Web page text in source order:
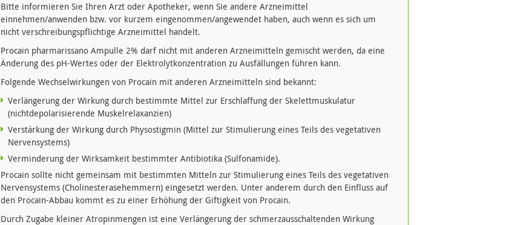
Bitte informieren Sie Ihren Arzt oder Apotheker, wenn Sie andere Arzneimittel
einnehmen/anwenden bzw. vor kurzem eingenommen/angewendet haben, auch wenn es sich um
nicht verschreibungspflichtige Arzneimittel handelt.
Procain pharmarissano Ampulle 2% darf nicht mit anderen Arzneimitteln gemischt werden, da eine
Änderung des pH-Wertes oder der Elektrolytkonzentration zu Ausfällungen führen kann.
Folgende Wechselwirkungen von Procain mit anderen Arzneimitteln sind bekannt:
Verlängerung der Wirkung durch bestimmte Mittel zur Erschlaffung der Skelettmuskulatur
(nichtdepolarisierende Muskelrelaxanzien)
Verstärkung der Wirkung durch Physostigmin (Mittel zur Stimulierung eines Teils des vegetativen
Nervensystems)
Verminderung der Wirksamkeit bestimmter Antibiotika (Sulfonamide).
Procain sollte nicht gemeinsam mit bestimmten Mitteln zur Stimulierung eines Teils des vegetativen
Nervensystems (Cholinesterasehemmern) eingesetzt werden. Unter anderem durch den Einfluss auf
den Procain-Abbau kommt es zu einer Erhöhung der Giftigkeit von Procain.
Durch Zugabe kleiner Atropinmengen ist eine Verlängerung der schmerzausschaltenden Wirkung